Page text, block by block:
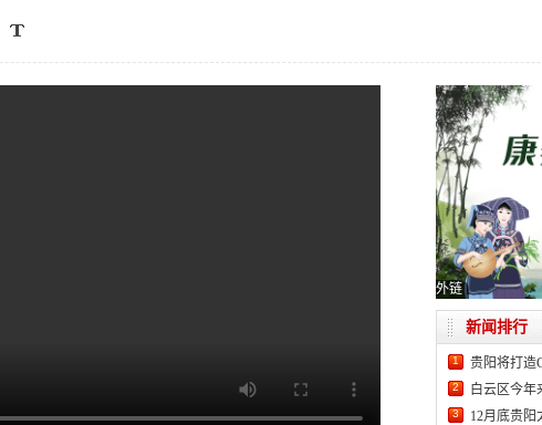
外链
新闻排行
1 贵阳将打造
2 白云区今年
3 12月底贵阳